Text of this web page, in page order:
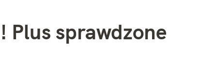
Plus sprawdzone